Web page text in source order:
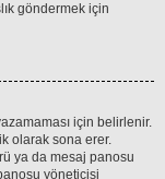
göndermek için
için belirlenir.
olarak sona erer.
ya da mesaj panosu
yöneticisi